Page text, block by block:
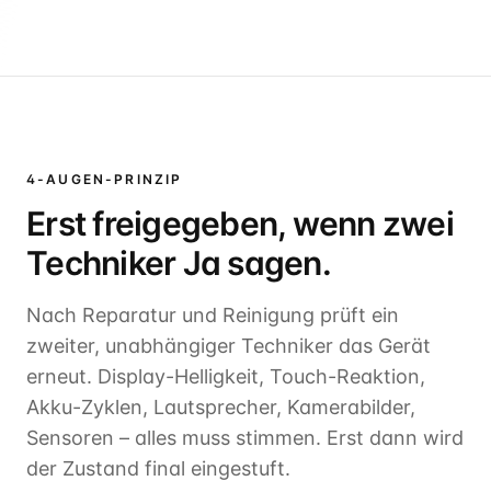
4-AUGEN-PRINZIP
Erst freigegeben, wenn zwei
Techniker Ja sagen.
Nach Reparatur und Reinigung prüft ein
zweiter, unabhängiger Techniker das Gerät
erneut. Display-Helligkeit, Touch-Reaktion,
Akku-Zyklen, Lautsprecher, Kamerabilder,
Sensoren – alles muss stimmen. Erst dann wird
der Zustand final eingestuft.